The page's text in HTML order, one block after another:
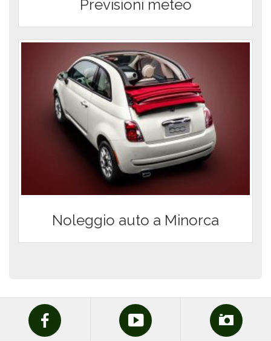
Dove dormire a Minorca: guida
agli alloggi